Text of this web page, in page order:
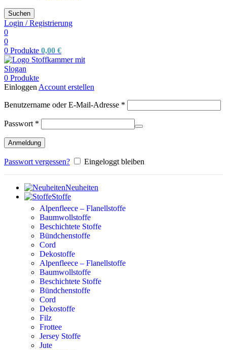
Suchen
Login / Registrierung
0
0
0 Produkte 0,00 €
0 Produkte
Einloggen Account erstellen
Benutzername oder E-Mail-Adresse *
Passwort *
Anmeldung
Passwort vergessen? Eingeloggt bleiben
Neuheiten
Stoffe
Alpenfleece – Flanellstoffe
Baumwollstoffe
Beschichtete Stoffe
Bündchenstoffe
Cord
Dekostoffe
Alpenfleece – Flanellstoffe
Baumwollstoffe
Beschichtete Stoffe
Bündchenstoffe
Cord
Dekostoffe
Filz
Frottee
Jersey Stoffe
Jute